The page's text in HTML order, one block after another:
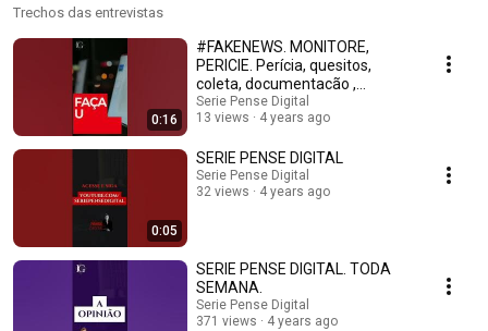
Trechos das entrevistas
0:16
#FAKENEWS. MONITORE,
PERICIE. Perícia, quesitos,
coleta, documentacão ,
monitoramento e laudos.
Serie Pense Digital
13 views
4 years ago
0:05
SERIE PENSE DIGITAL
Serie Pense Digital
32 views
4 years ago
SERIE PENSE DIGITAL. TODA
SEMANA.
Serie Pense Digital
371 views
4 years ago